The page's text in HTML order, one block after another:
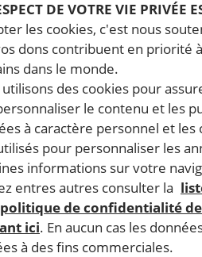
DE VOTRE VIE PRIVÉE
les cookies, c'est nous
dons contribuent en priorité
dans le monde.
utilisons des cookies pour
le contenu et les
à caractère personnel et
pour personnaliser les
informations sur votre
entres autres consulter la
politique de confidentialité
ici. En aucun cas les
à des fins commerciales.